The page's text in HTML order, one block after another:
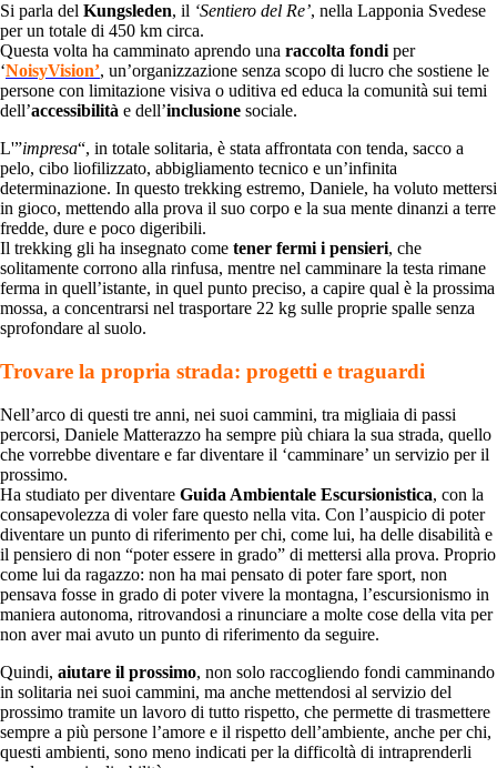
Si parla del Kungsleden, il ‘Sentiero del Re’, nella Lapponia Svedese
per un totale di 450 km circa.
Questa volta ha camminato aprendo una raccolta fondi per
‘NoisyVision’, un’organizzazione senza scopo di lucro che sostiene le
persone con limitazione visiva o uditiva ed educa la comunità sui temi
dell’accessibilità e dell’inclusione sociale.
L'”impresa“, in totale solitaria, è stata affrontata con tenda, sacco a
pelo, cibo liofilizzato, abbigliamento tecnico e un’infinita
determinazione. In questo trekking estremo, Daniele, ha voluto mettersi
in gioco, mettendo alla prova il suo corpo e la sua mente dinanzi a terre
fredde, dure e poco digeribili.
Il trekking gli ha insegnato come tener fermi i pensieri, che
solitamente corrono alla rinfusa, mentre nel camminare la testa rimane
ferma in quell’istante, in quel punto preciso, a capire qual è la prossima
mossa, a concentrarsi nel trasportare 22 kg sulle proprie spalle senza
sprofondare al suolo.
Trovare la propria strada: progetti e traguardi
Nell’arco di questi tre anni, nei suoi cammini, tra migliaia di passi
percorsi, Daniele Matterazzo ha sempre più chiara la sua strada, quello
che vorrebbe diventare e far diventare il ‘camminare’ un servizio per il
prossimo.
Ha studiato per diventare Guida Ambientale Escursionistica, con la
consapevolezza di voler fare questo nella vita. Con l’auspicio di poter
diventare un punto di riferimento per chi, come lui, ha delle disabilità e
il pensiero di non “poter essere in grado” di mettersi alla prova. Proprio
come lui da ragazzo: non ha mai pensato di poter fare sport, non
pensava fosse in grado di poter vivere la montagna, l’escursionismo in
maniera autonoma, ritrovandosi a rinunciare a molte cose della vita per
non aver mai avuto un punto di riferimento da seguire.
Quindi, aiutare il prossimo, non solo raccogliendo fondi camminando
in solitaria nei suoi cammini, ma anche mettendosi al servizio del
prossimo tramite un lavoro di tutto rispetto, che permette di trasmettere
sempre a più persone l’amore e il rispetto dell’ambiente, anche per chi,
questi ambienti, sono meno indicati per la difficoltà di intraprenderli